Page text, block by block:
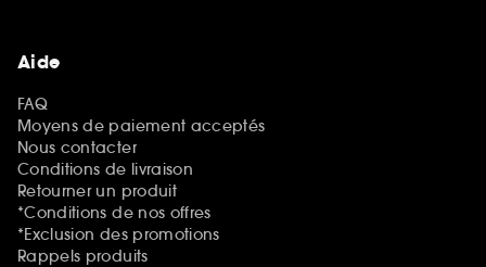
Aide
FAQ
Moyens de paiement acceptés
Nous contacter
Conditions de livraison
Retourner un produit
*Conditions de nos offres
*Exclusion des promotions
Rappels produits